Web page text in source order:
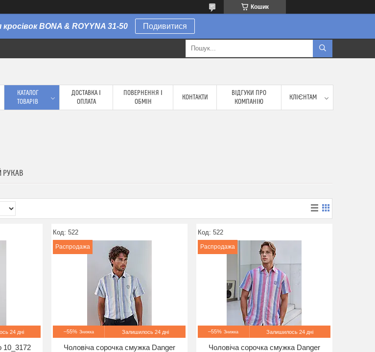
Кошик
BONA & ROYYNA 31-50 Подивитися
КАТАЛОГ
ТОВАРІВ
ДОСТАВКА І
ОПЛАТА
ПОВЕРНЕННЯ І
ОБМІН
КОНТАКТИ
ВІДГУКИ ПРО
КОМПАНІЮ
КЛІЄНТАМ
РУКАВ
24 дні
10_3172
522
Распродажа
–55% Залишилось 24 дні
Чоловіча сорочка смужка Danger
522
Распродажа
–55% Залишилось 24 дні
Чоловіча сорочка смужка Danger